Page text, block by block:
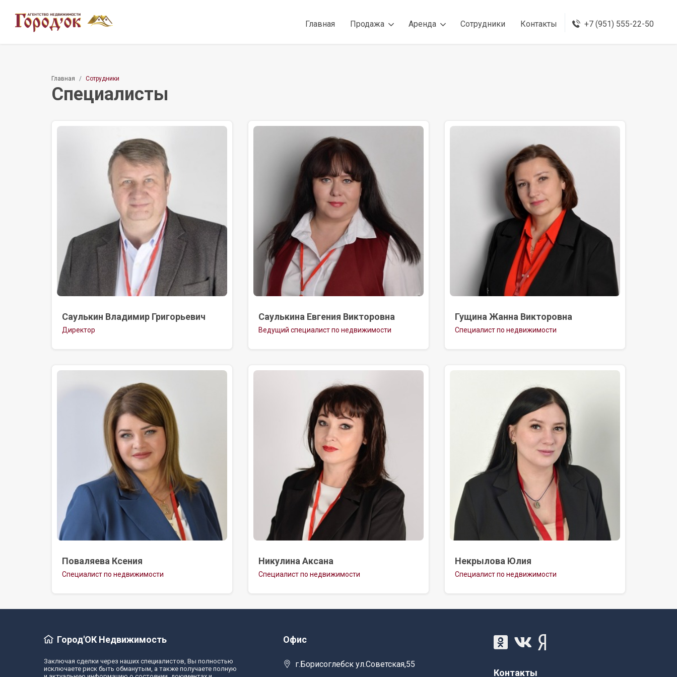
Главная Продажа Аренда Сотрудники Контакты +7 (951) 555-22-50
Главная Сотрудники
Специалисты
Саулькин Владимир Григорьевич
Директор
Саулькина Евгения Викторовна
Ведущий специалист по недвижимости
Гущина Жанна Викторовна
Специалист по недвижимости
Поваляева Ксения
Специалист по недвижимости
Никулина Аксана
Специалист по недвижимости
Некрылова Юлия
Специалист по недвижимости
Город'ОК Недвижимость
Заключая сделки через наших специалистов, Вы полностью
исключаете риск быть обманутым, а также получаете полную
Офис
г.Борисоглебск ул.Советская,55
Контакты